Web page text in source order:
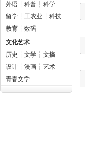
外语 ┆ 科普 ┆ 科学
留学 ┆ 工农业 ┆ 科技
教育 ┆ 数码
文化艺术
历史 ┆ 文学 ┆ 文摘
设计 ┆ 漫画 ┆ 艺术
青春文学